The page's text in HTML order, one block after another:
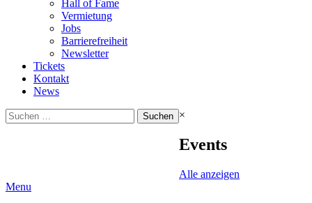
Hall of Fame
Vermietung
Jobs
Barrierefreiheit
Newsletter
Tickets
Kontakt
News
Suchen
nach:
×
Events
Alle anzeigen
Menu